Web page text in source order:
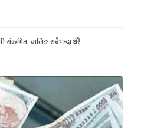
वालिङ सबैभन्दा धेरै